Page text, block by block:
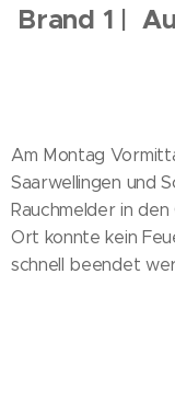
Brand 1 |
Am Montag
Saarwellingen und
Rauchmelder in
Ort konnte kein
schnell beendet